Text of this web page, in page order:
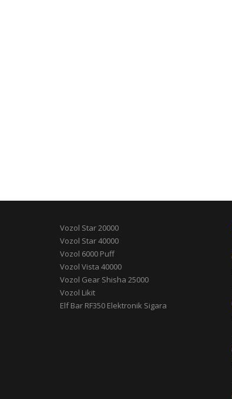
Vozol Star 20000
Vozol Star 40000
Vozol 6000 Puff
Vozol Vista 40000
Vozol Gear Shisha 25000
Vozol Likit
Elf Bar RF350 Elektronik Sigara